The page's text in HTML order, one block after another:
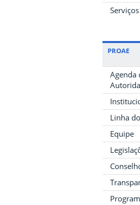
Serviços
PROAE
Agenda
Linha
Equipe